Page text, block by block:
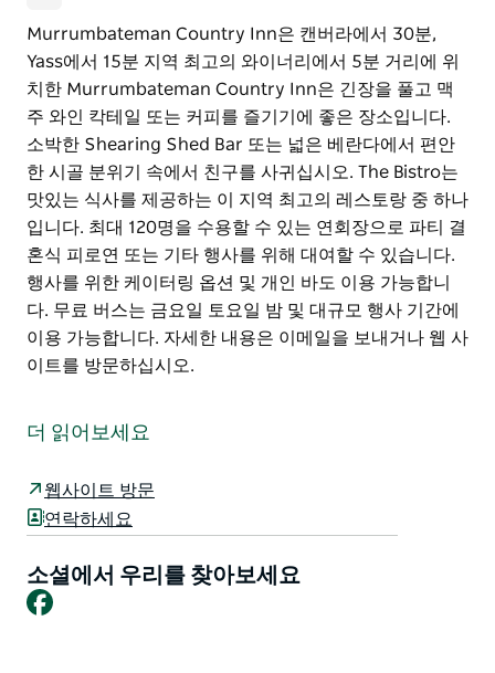
Murrumbateman Country Inn은 캔버라에서 30분,
Yass에서 15분 지역 최고의 와이너리에서 5분 거리에 위
치한 Murrumbateman Country Inn은 긴장을 풀고 맥
주 와인 칵테일 또는 커피를 즐기기에 좋은 장소입니다.
소박한 Shearing Shed Bar 또는 넓은 베란다에서 편안
한 시골 분위기 속에서 친구를 사귀십시오. The Bistro는
맛있는 식사를 제공하는 이 지역 최고의 레스토랑 중 하나
입니다. 최대 120명을 수용할 수 있는 연회장으로 파티 결
혼식 피로연 또는 기타 행사를 위해 대여할 수 있습니다.
행사를 위한 케이터링 옵션 및 개인 바도 이용 가능합니
다. 무료 버스는 금요일 토요일 밤 및 대규모 행사 기간에
이용 가능합니다. 자세한 내용은 이메일을 보내거나 웹 사
이트를 방문하십시오.
Yass에서 15분 지역 최고의 와이너리에서 5분 거리에 위
소박한 Shearing Shed Bar 또는 넓은 베란다에서 편안
한 시골 분위기 속에서 친구를 사귀십시오.
The Bistro는 맛있는 식사를 제공하는 이 지역 최고의 레
스토랑 중 하나입니다.
더 읽어보세요
웹사이트 방문
연락하세요
소셜에서 우리를 찾아보세요
Facebook